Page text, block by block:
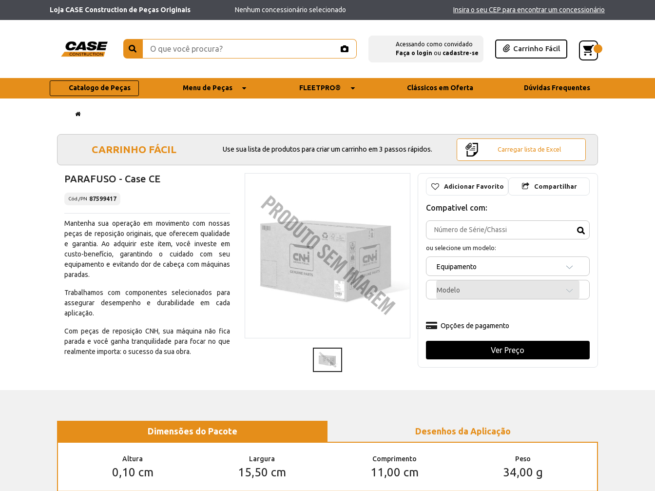
Loja CASE Construction de Peças Originais Nenhum concessionário selecionado Insira o seu CEP para encontrar um concessionário
Acessando como convidado
Faça o login ou cadastre-se
Carrinho Fácil
Catalogo de Peças Menu de Peças FLEETPRO® Clássicos em Oferta Dúvidas Frequentes
CARRINHO FÁCIL Use sua lista de produtos para criar um carrinho em 3 passos rápidos. Carregar lista de Excel
PARAFUSO - Case CE
Cód./PN 87599417
Mantenha sua operação em movimento com nossas
peças de reposição originais, que oferecem qualidade
e garantia. Ao adquirir este item, você investe em
custo-benefício, garantindo o cuidado com seu
equipamento e evitando dor de cabeça com máquinas
paradas.
Trabalhamos com componentes selecionados para
assegurar desempenho e durabilidade em cada
aplicação.
Com peças de reposição CNH, sua máquina não fica
parada e você ganha tranquilidade para focar no que
realmente importa: o sucesso da sua obra.
Adicionar Favorito Compartilhar
Compativel com:
ou selecione um modelo:
Equipamento
Modelo
Opções de pagamento
Ver Preço
Dimensões do Pacote Desenhos da Aplicação
Altura
0,10 cm
Largura
15,50 cm
Comprimento
11,00 cm
Peso
34,00 g